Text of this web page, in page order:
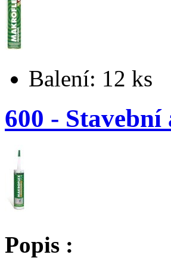
Balení: 12 ks
600 -
Popis :